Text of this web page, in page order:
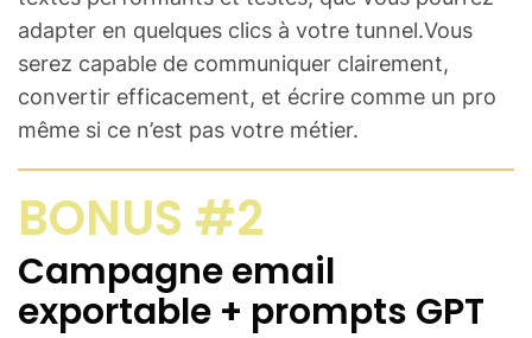
adapter en quelques clics à votre tunnel.Vous
serez capable de communiquer clairement,
convertir efficacement, et écrire comme un pro
même si ce n’est pas votre métier.
BONUS #2
Campagne email
exportable + prompts GPT